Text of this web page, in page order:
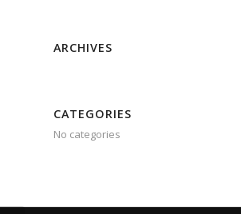
ARCHIVES
CATEGORIES
No categories